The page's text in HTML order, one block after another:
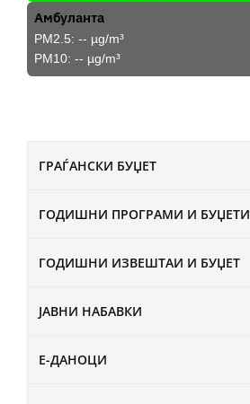
ГРАЃАНСКИ БУЏЕТ
ГОДИШНИ ПРОГРАМИ И БУЏЕТИ
ГОДИШНИ ИЗВЕШТАИ И БУЏЕТ
ЈАВНИ НАБАВКИ
Е-ДАНОЦИ
Амбуланта
PM2.5: -- µg/m³
PM10: -- µg/m³